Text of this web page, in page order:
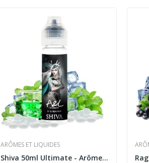
ARÔMES ET LIQUIDES
Shiva 50ml Ultimate - Arômes et Liquides